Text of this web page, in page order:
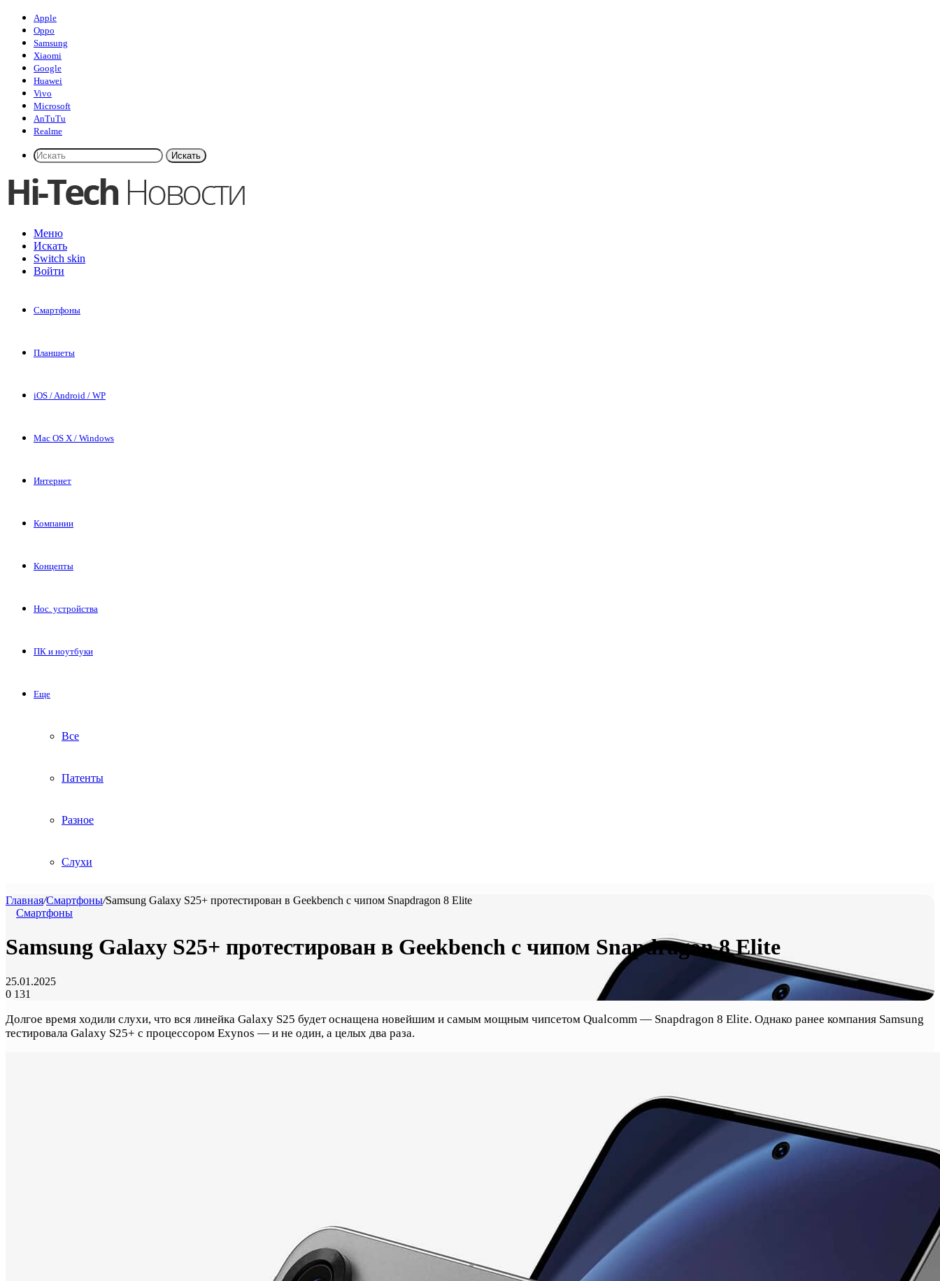
Apple
Oppo
Samsung
Xiaomi
Google
Huawei
Vivo
Microsoft
AnTuTu
Realme
Искать
Меню
Искать
Switch skin
Войти
Смартфоны
Планшеты
iOS / Android / WP
Mac OS X / Windows
Интернет
Компании
Концепты
Нос. устройства
ПК и ноутбуки
Еще
Все
Патенты
Разное
Слухи
Главная/Смартфоны/Samsung Galaxy S25+ протестирован в Geekbench с чипом Snapdragon 8 Elite
Смартфоны
Samsung Galaxy S25+ протестирован в Geekbench с чипом Snapdragon 8 Elite
25.01.2025
0 131
Долгое время ходили слухи, что вся линейка Galaxy S25 будет оснащена новейшим и самым мощным чипсетом Qualcomm — Snapdragon 8 Elite. Однако ранее компания Samsung
тестировала Galaxy S25+ с процессором Exynos — и не один, а целых два раза.